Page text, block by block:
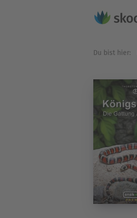
Du bist hier: